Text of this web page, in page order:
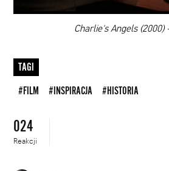
00:00Charlie's Angels (2000)
TAGI
#FILM #INSPIRACJA #HISTORIA
024
Reakcji